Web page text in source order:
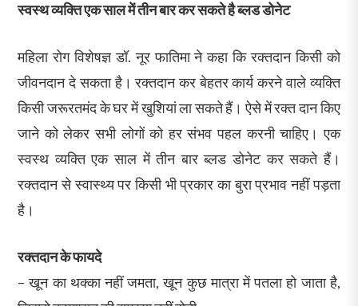
स्वस्थ व्यक्ति एक साल में तीन बार कर सकते है ब्लड डोनेट
महिला रोग विशेषज्ञ डॉ. नूर फातिमा ने कहा कि रक्तदान किसी को
जीवनदान दे सकता है। रक्तदान कर बेहतर कार्य करने वाले व्यक्ति
किसी जरूरतमंद के घर में खुशियां ला सकते हैं। ऐसे में रक्त दान किए
जाने को लेकर सभी लोगों को हर संभव पहल करनी चाहिए। एक
स्वस्थ व्यक्ति एक साल में तीन बार ब्लड डोनेट कर सकते हैं।
रक्तदान से स्वास्थ्य पर किसी भी प्रकार का बुरा प्रभाव नहीं पड़ता
है।
रक्तदान के फायदे
– खून का थक्का नहीं जमता, खून कुछ मात्रा में पतला हो जाता है,